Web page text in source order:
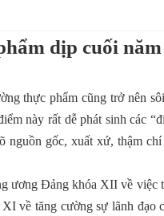
dịp cuối năm
thực phẩm cũng trở nên
này rất dễ phát sinh các
gốc, xuất xứ, thậm
ương Đảng khóa XII về việc
về tăng cường sự lãnh đạo